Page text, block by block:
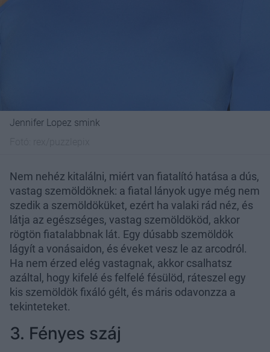
Jennifer Lopez smink
Nem nehéz kitalálni, miért van fiatalító hatása a dús,
vastag szemöldöknek: a fiatal lányok ugye még nem
szedik a szemöldöküket, ezért ha valaki rád néz, és
látja az egészséges, vastag szemöldököd, akkor
rögtön fiatalabbnak lát. Egy dúsabb szemöldök
lágyít a vonásaidon, és éveket vesz le az arcodról.
Ha nem érzed elég vastagnak, akkor csalhatsz
azáltal, hogy kifelé és felfelé fésülöd, ráteszel egy
kis szemöldök fixáló gélt, és máris odavonzza a
tekinteteket.
3. Fényes száj